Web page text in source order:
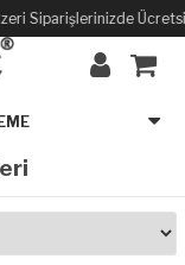
Siparişlerinizde